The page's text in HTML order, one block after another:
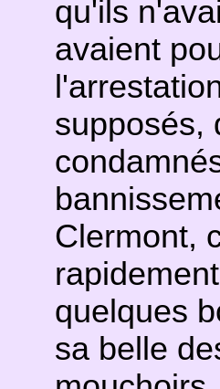
qu'ils
avaient
supposés,
Clermont,
quelques
sa belle